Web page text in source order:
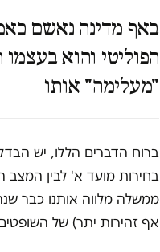
באף מדינה נאשם
הפוליטי והוא
"מעלימה" אותו
ברוח הדברים הללו, יש
בחירות מועד א' לבין המצב
ממשלה מלווה אותנו כבר
אף זהירות יתר) של